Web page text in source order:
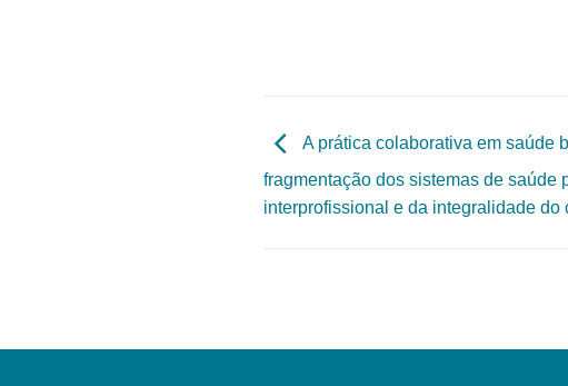
A prática colaborativa em saúde
fragmentação dos sistemas de saúde
interprofissional e da integralidade do